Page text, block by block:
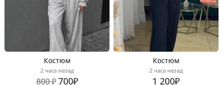
Костюм
2 часа назад
800 ₽ 700₽
Костюм
2 часа назад
1 200₽